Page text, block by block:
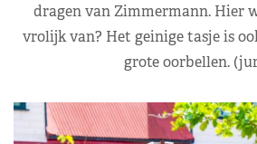
dragen van Zimmermann. Hier
vrolijk van? Het geinige tasje is
grote oorbellen.